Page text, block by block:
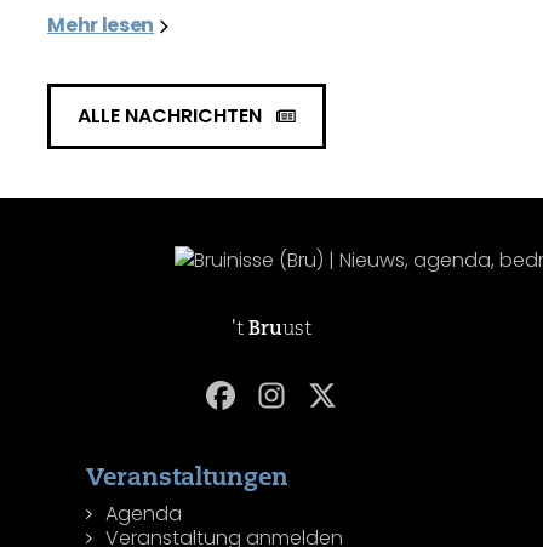
Mehr lesen
ALLE NACHRICHTEN
't Bruust
Veranstaltungen
Agenda
Veranstaltung anmelden